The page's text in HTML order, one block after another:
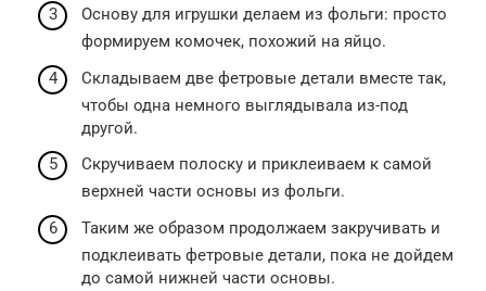
Основу для игрушки делаем из фольги: просто
формируем комочек, похожий на яйцо.
Складываем две фетровые детали вместе так,
чтобы одна немного выглядывала из-под
другой.
Скручиваем полоску и приклеиваем к самой
верхней части основы из фольги.
Таким же образом продолжаем закручивать и
подклеивать фетровые детали, пока не дойдем
до самой нижней части основы.